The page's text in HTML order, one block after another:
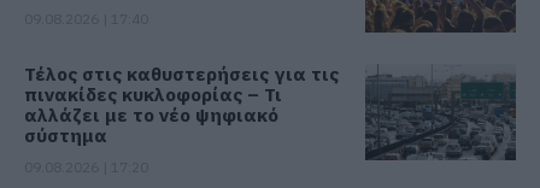
Τέλος στις καθυστερήσεις για τις
πινακίδες κυκλοφορίας – Τι
αλλάζει με το νέο ψηφιακό
σύστημα